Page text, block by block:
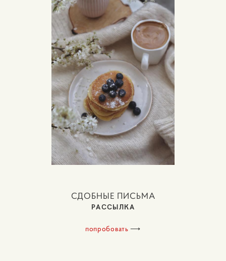
СДОБНЫЕ ПИСЬМА
РАССЫЛКА
попробовать⟶